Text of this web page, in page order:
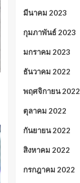
มีนาคม 2023
กุมภาพันธ์ 2023
มกราคม 2023
ธันวาคม 2022
พฤศจิกายน 2022
ตุลาคม 2022
กันยายน 2022
สิงหาคม 2022
กรกฎาคม 2022